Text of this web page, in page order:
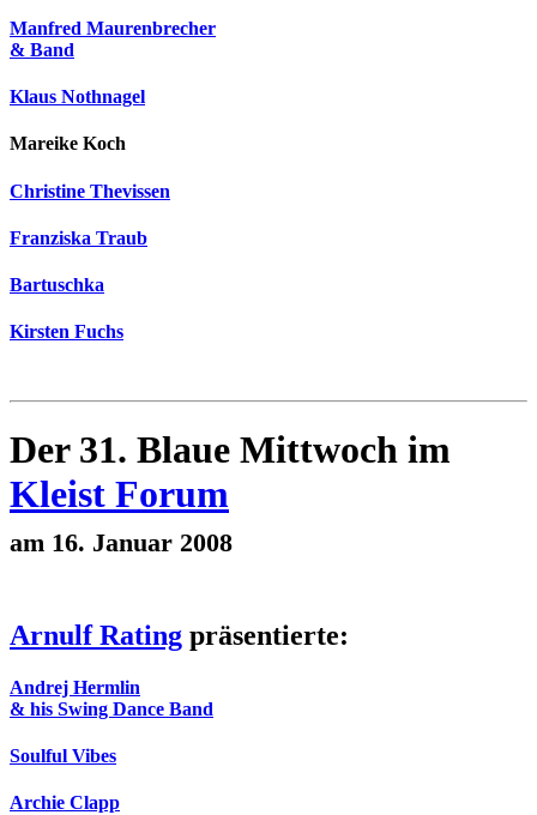
Manfred Maurenbrecher
& Band
Klaus Nothnagel
Mareike Koch
Christine Thevissen
Franziska Traub
Bartuschka
Kirsten Fuchs
Der 31. Blaue Mittwoch im
Kleist Forum
am 16. Januar 2008
Arnulf Rating präsentierte:
Andrej Hermlin
& his Swing Dance Band
Soulful Vibes
Archie Clapp